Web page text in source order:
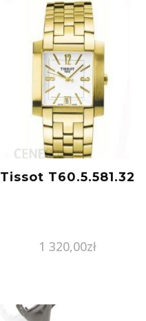
Tissot T60.5.581.32
1 320,00zł